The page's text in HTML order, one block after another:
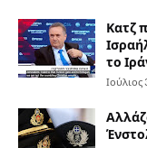
Κατζ
το
Ιούλιος